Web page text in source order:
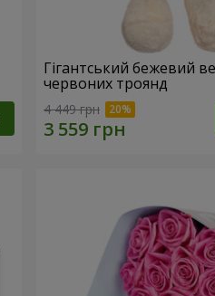
Гігантський бежевий
червоних троянд
4 449 грн